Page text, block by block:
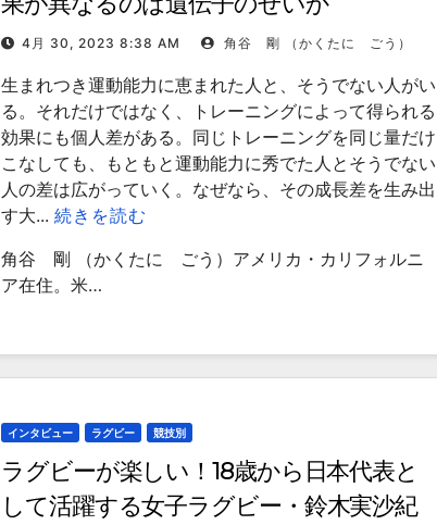
4月 30, 2023 8:38 AM 角谷 剛 （かくたに ごう）
生まれつき運動能力に恵まれた人と、そうでない人がい
る。それだけではなく、トレーニングによって得られる
効果にも個人差がある。同じトレーニングを同じ量だけ
こなしても、もともと運動能力に秀でた人とそうでない
人の差は広がっていく。なぜなら、その成長差を生み出
す大... 続きを読む
角谷 剛 （かくたに ごう）アメリカ・カリフォルニ
ア在住。米…
インタビュー ラグビー 競技別
ラグビーが楽しい！18歳から日本代表と
して活躍する女子ラグビー・鈴木実沙紀